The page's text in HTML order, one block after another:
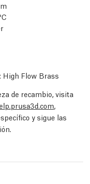
High Flow Brass
de recambio, visita
,
y sigue las